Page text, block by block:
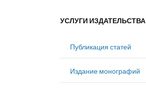
УСЛУГИ ИЗДАТЕЛЬСТВА
Публикация статей
Издание монографий